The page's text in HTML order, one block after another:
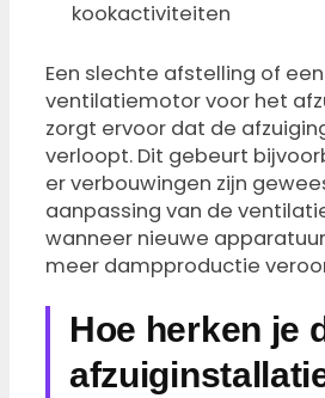
kookactiviteiten
Een slechte afstelling of
ventilatiemotor voor het
zorgt ervoor dat de
verloopt. Dit gebeurt
er verbouwingen zijn
aanpassing van de
wanneer nieuwe
meer dampproductie
Hoe herken je